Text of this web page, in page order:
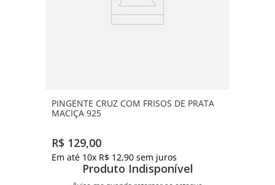
PINGENTE CRUZ COM FRISOS DE PRATA
MACIÇA 925
R$ 129,00
Em até 10x R$ 12,90 sem juros
Produto Indisponível